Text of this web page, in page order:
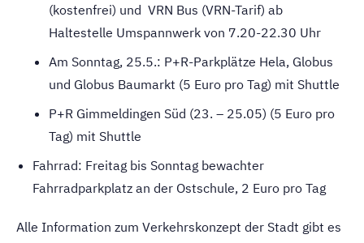
(kostenfrei) und VRN Bus (VRN-Tarif) ab
Haltestelle Umspannwerk von 7.20-22.30 Uhr
Am Sonntag, 25.5.: P+R-Parkplätze Hela, Globus
und Globus Baumarkt (5 Euro pro Tag) mit Shuttle
P+R Gimmeldingen Süd (23. – 25.05) (5 Euro pro
Tag) mit Shuttle
Fahrrad: Freitag bis Sonntag bewachter
Fahrradparkplatz an der Ostschule, 2 Euro pro Tag
Alle Information zum Verkehrskonzept der Stadt gibt es